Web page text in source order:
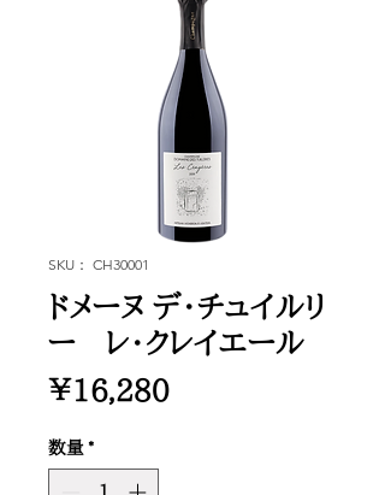
SKU： CH30001
ドメーヌ デ・チュイルリ
ー レ・クレイエール
￥16,280価
数量 *